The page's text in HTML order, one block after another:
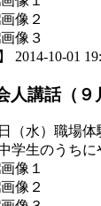
2014-10-01
講話（９
（水）職場体
学生のうち